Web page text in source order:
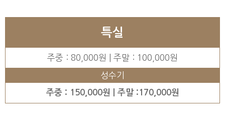
특실
주중 : 80,000원 | 주말 : 100,000원
성수기
주중 : 150,000원 | 주말 :170,000원